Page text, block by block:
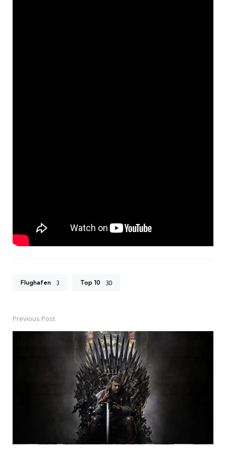
Flughafen 3 Top 10 30
PostPrevious Post